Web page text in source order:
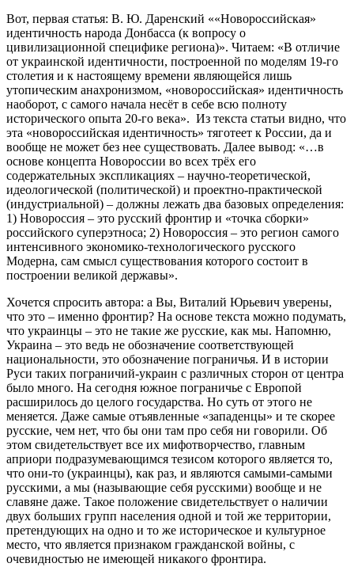
Вот, первая статья: В. Ю. Даренский ««Новороссийская»
идентичность народа Донбасса (к вопросу о
цивилизационной специфике региона)». Читаем: «В отличие
от украинской идентичности, построенной по моделям 19-го
столетия и к настоящему времени являющейся лишь
утопическим анахронизмом, «новороссийская» идентичность
наоборот, с самого начала несёт в себе всю полноту
исторического опыта 20-го века». Из текста статьи видно, что
эта «новороссийская идентичность» тяготеет к России, да и
вообще не может без нее существовать. Далее вывод: «…в
основе концепта Новороссии во всех трёх его
содержательных экспликациях – научно-теоретической,
идеологической (политической) и проектно-практической
(индустриальной) – должны лежать два базовых определения:
1) Новороссия – это русский фронтир и «точка сборки»
российского суперэтноса; 2) Новороссия – это регион самого
интенсивного экономико-технологического русского
Модерна, сам смысл существования которого состоит в
построении великой державы».
Хочется спросить автора: а Вы, Виталий Юрьевич уверены,
что это – именно фронтир? На основе текста можно подумать,
что украинцы – это не такие же русские, как мы. Напомню,
Украина – это ведь не обозначение соответствующей
национальности, это обозначение пограничья. И в истории
Руси таких пограничий-украин с различных сторон от центра
было много. На сегодня южное пограничье с Европой
расширилось до целого государства. Но суть от этого не
меняется. Даже самые отъявленные «западенцы» и те скорее
русские, чем нет, что бы они там про себя ни говорили. Об
этом свидетельствует все их мифотворчество, главным
априори подразумевающимся тезисом которого является то,
что они-то (украинцы), как раз, и являются самыми-самыми
русскими, а мы (называющие себя русскими) вообще и не
славяне даже. Такое положение свидетельствует о наличии
двух больших групп населения одной и той же территории,
претендующих на одно и то же историческое и культурное
место, что является признаком гражданской войны, с
очевидностью не имеющей никакого фронтира.